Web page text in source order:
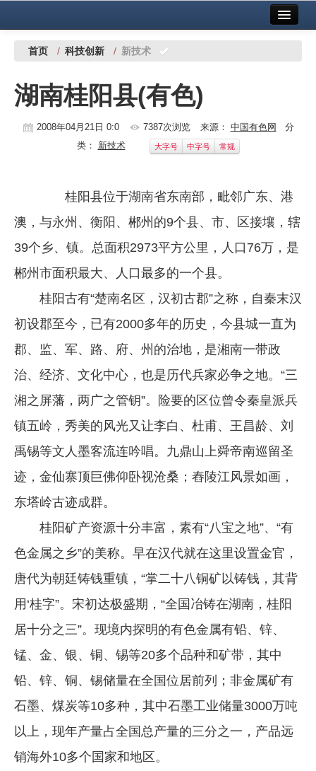
中国有色金属报社主办 广告服务
铜镍铅锌
铝
科技
镁钛
地矿 建设
党建工作
行情报价
数字报
首页 / 科技创新 / 新技术
湖南桂阳县(有色)
2008年04月21日 0:0 7387次浏览 来源： 中国有色网 分
类： 新技术 大字号 中字号 常规
桂阳县位于湖南省东南部，毗邻广东、港
澳，与永州、衡阳、郴州的9个县、市、区接壤，辖
39个乡、镇。总面积2973平方公里，人口76万，是
郴州市面积最大、人口最多的一个县。
桂阳古有“楚南名区，汉初古郡”之称，自秦末汉
初设郡至今，已有2000多年的历史，今县城一直为
郡、监、军、路、府、州的治地，是湘南一带政
治、经济、文化中心，也是历代兵家必争之地。“三
湘之屏藩，两广之管钥”。险要的区位曾令秦皇派兵
镇五岭，秀美的风光又让李白、杜甫、王昌龄、刘
禹锡等文人墨客流连吟唱。九鼎山上舜帝南巡留圣
迹，金仙寨顶巨佛仰卧视沧桑；舂陵江风景如画，
东塔岭古迹成群。
桂阳矿产资源十分丰富，素有“八宝之地”、“有
色金属之乡”的美称。早在汉代就在这里设置金官，
唐代为朝廷铸钱重镇，“掌二十八铜矿以铸钱，其背
用‘桂字”。宋初达极盛期，“全国冶铸在湖南，桂阳
居十分之三”。现境内探明的有色金属有铅、锌、
锰、金、银、铜、锡等20多个品种和矿带，其中
铅、锌、铜、锡储量在全国位居前列；非金属矿有
石墨、煤炭等10多种，其中石墨工业储量3000万吨
以上，现年产量占全国总产量的三分之一，产品远
销海外10多个国家和地区。